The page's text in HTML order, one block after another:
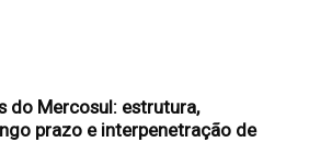
do Mercosul: estrutura,
prazo e interpenetração de